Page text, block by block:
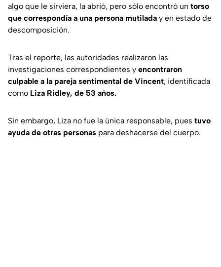
algo que le sirviera, la abrió, pero sólo encontró un torso
que correspondía a una persona mutilada y en estado de
descomposición.
Tras el reporte, las autoridades realizaron las
investigaciones correspondientes y encontraron
culpable a la pareja sentimental de Vincent, identificada
como Liza Ridley, de 53 años.
Sin embargo, Liza no fue la única responsable, pues tuvo
ayuda de otras personas para deshacerse del cuerpo.